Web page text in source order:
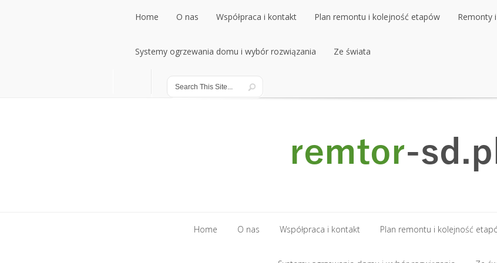
Home
Home
O nas
O nas
Współpraca i kontakt
Współpraca i kontakt
Plan remontu i kolejność etapów
Plan remontu i kolejność etapów
Remonty
Systemy ogrzewania domu i wybór rozwiązania
Systemy ogrzewania domu i wybór rozwiązania
Ze świata
Home O nas Współpraca i kontakt Plan remontu i kolejność